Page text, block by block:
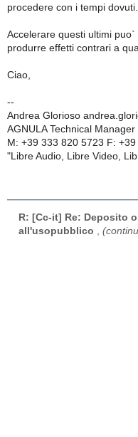
procedere con i tempi dovuti.
Accelerare questi ultimi
produrre effetti contrari a
Ciao,
--
Andrea Glorioso
AGNULA Technical Manager
M: +39 333 820 5723 F:
"Libre Audio, Libre Video,
R: [Cc-it] Re: Deposito
all'usopubblico